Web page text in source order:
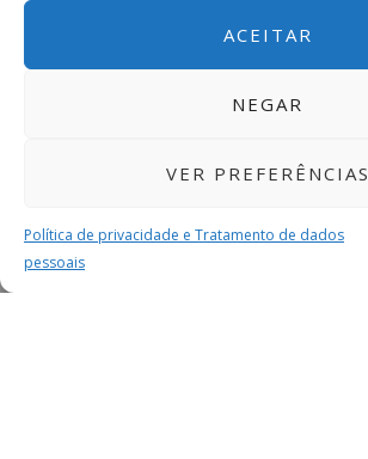
ACEITAR
NEGAR
VER PREFERÊNCIAS
Política de privacidade e Tratamento de dados
pessoais